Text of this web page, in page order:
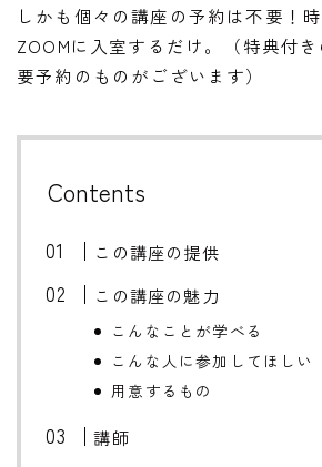
しかも個々の講座の予約は不要！
ZOOMに入室するだけ。（特典付
要予約のものがございます）
Contents
この講座の提供
この講座の魅力
こんなことが学べる
こんな人に参加してほしい
用意するもの
講師